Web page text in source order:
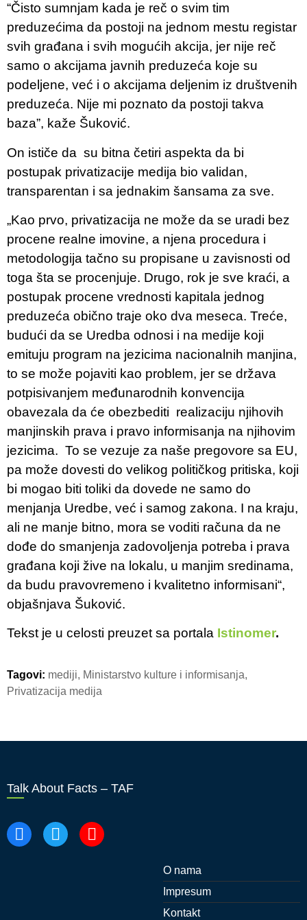
“Čisto sumnjam kada je reč o svim tim
preduzećima da postoji na jednom mestu registar
svih građana i svih mogućih akcija, jer nije reč
samo o akcijama javnih preduzeća koje su
podeljene, već i o akcijama deljenim iz društvenih
preduzeća. Nije mi poznato da postoji takva
baza”, kaže Šuković.
On ističe da su bitna četiri aspekta da bi
postupak privatizacije medija bio validan,
transparentan i sa jednakim šansama za sve.
„Kao prvo, privatizacija ne može da se uradi bez
procene realne imovine, a njena procedura i
metodologija tačno su propisane u zavisnosti od
toga šta se procenjuje. Drugo, rok je sve kraći, a
postupak procene vrednosti kapitala jednog
preduzeća obično traje oko dva meseca. Treće,
budući da se Uredba odnosi i na medije koji
emituju program na jezicima nacionalnih manjina,
to se može pojaviti kao problem, jer se država
potpisivanjem međunarodnih konvencija
obavezala da će obezbediti realizaciju njihovih
manjinskih prava i pravo informisanja na njihovim
jezicima. To se vezuje za naše pregovore sa EU,
pa može dovesti do velikog političkog pritiska, koji
bi mogao biti toliki da dovede ne samo do
menjanja Uredbe, već i samog zakona. I na kraju,
ali ne manje bitno, mora se voditi računa da ne
dođe do smanjenja zadovoljenja potreba i prava
građana koji žive na lokalu, u manjim sredinama,
da budu pravovremeno i kvalitetno informisani“,
objašnjava Šuković.
Tekst je u celosti preuzet sa portala Istinomer.
Tagovi: mediji, Ministarstvo kulture i informisanja,
Privatizacija medija
Talk About Facts – TAF
O nama
Impresum
Kontakt